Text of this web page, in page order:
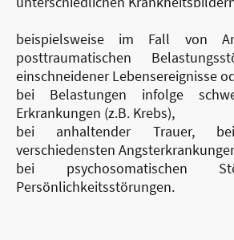
beispielsweise im Fall von
posttraumatischen
einschneidener Lebensereignisse
bei Belastungen infolge
Erkrankungen (z.B. Krebs),
bei anhaltender Trauer, bei
verschiedensten
bei psychosomatischen
Persönlichkeitsstörungen.